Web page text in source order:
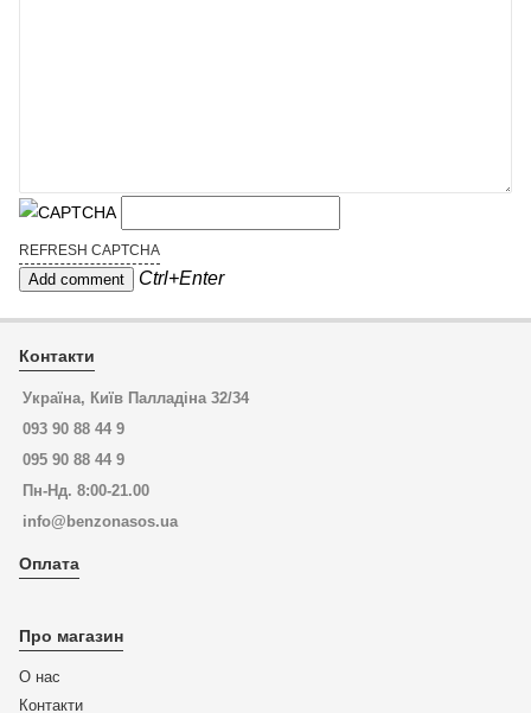
REFRESH CAPTCHA
Ctrl+Enter
Контакти
Україна, Київ Палладіна 32/34
093 90 88 44 9
095 90 88 44 9
Пн-Нд. 8:00-21.00
info@benzonasos.ua
Оплата
Про магазин
О нас
Контакти